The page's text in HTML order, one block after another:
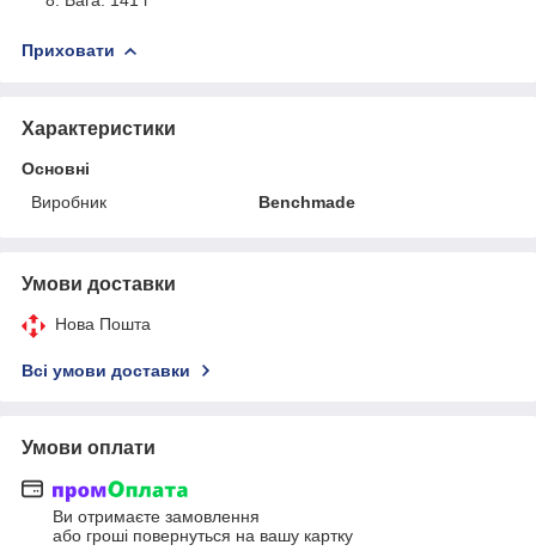
Приховати
Характеристики
Основні
Виробник
Benchmade
Умови доставки
Нова Пошта
Всі умови доставки
Умови оплати
Ви отримаєте замовлення
або гроші повернуться на вашу картку